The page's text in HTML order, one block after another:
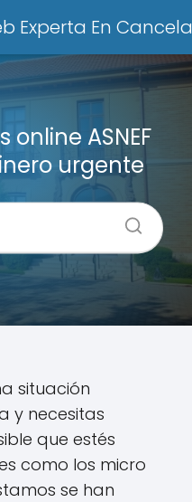
Experta En
ASNEF
urgente
situación
y necesitas
que estés
como los micro
se han